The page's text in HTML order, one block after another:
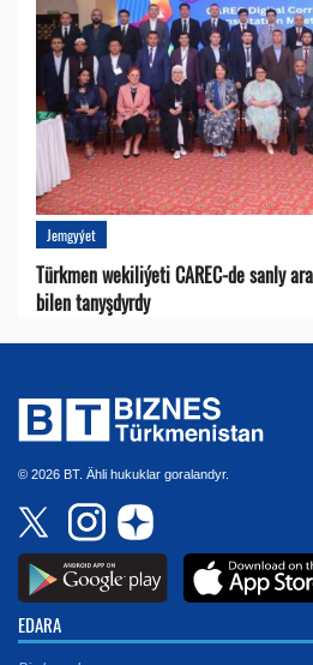
Jemgyýet
Türkmen wekiliýeti CAREC-de sanly
bilen tanyşdyrdy
© 2026 BT. Ähli hukuklar goralandyr.
EDARA